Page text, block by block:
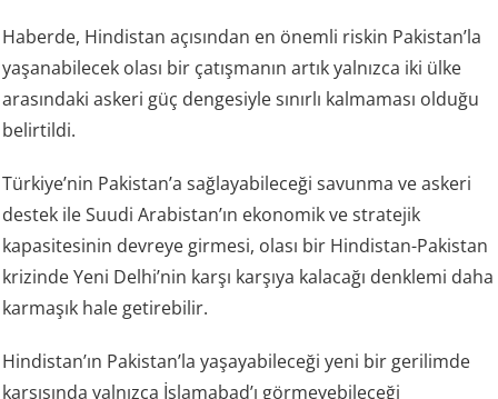
Haberde, Hindistan açısından en önemli riskin Pakistan’la
yaşanabilecek olası bir çatışmanın artık yalnızca iki ülke
arasındaki askeri güç dengesiyle sınırlı kalmaması olduğu
belirtildi.
Türkiye’nin Pakistan’a sağlayabileceği savunma ve askeri
destek ile Suudi Arabistan’ın ekonomik ve stratejik
kapasitesinin devreye girmesi, olası bir Hindistan-Pakistan
krizinde Yeni Delhi’nin karşı karşıya kalacağı denklemi daha
karmaşık hale getirebilir.
Hindistan’ın Pakistan’la yaşayabileceği yeni bir gerilimde
karşısında yalnızca İslamabad’ı görmeyebileceği